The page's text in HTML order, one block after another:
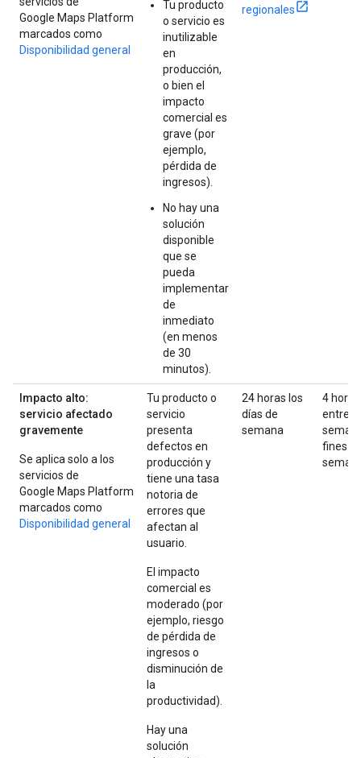
Google Maps Platform
marcados como
Disponibilidad general
Tu producto
o servicio es
inutilizable
en
producción,
o bien el
impacto
comercial es
grave (por
ejemplo,
pérdida de
ingresos).
No hay una
solución
disponible
que se
pueda
implementar
de
inmediato
(en menos
de 30
minutos).
regionales
Impacto alto:
servicio afectado
gravemente
Se aplica solo a los
servicios de
Google Maps Platform
marcados como
Disponibilidad general
Tu producto o
servicio
presenta
defectos en
producción y
tiene una tasa
notoria de
errores que
afectan al
usuario.
El impacto
comercial es
moderado (por
ejemplo, riesgo
de pérdida de
ingresos o
disminución de
la
productividad).
Hay una
solución
24 horas los
días de
semana
4 horas
entre
fines